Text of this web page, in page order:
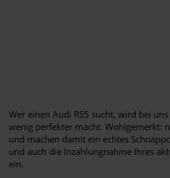
Wer einen Audi RS5 sucht, wird bei
wenig perfekter macht. Wohlgemerkt:
und machen damit ein echtes
und auch die Inzahlungnahme Ihres
ein.